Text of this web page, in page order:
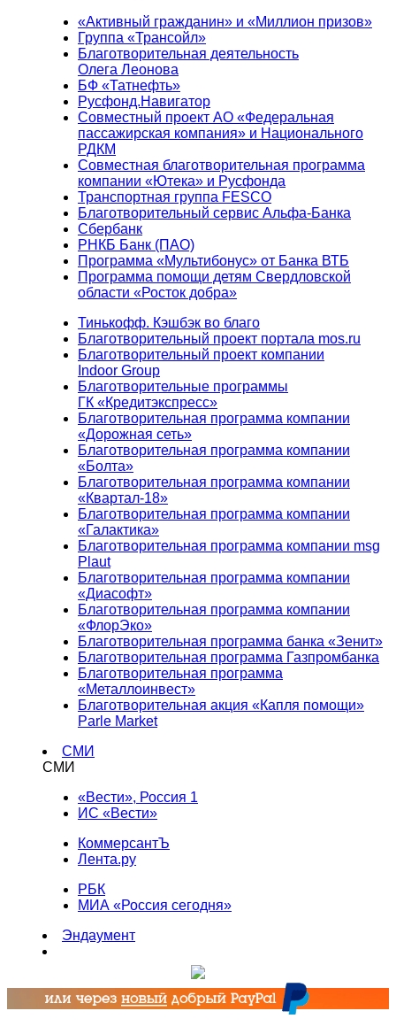
«Активный гражданин» и «Миллион призов»
Группа «Трансойл»
Благотворительная деятельность
Олега Леонова
БФ «Татнефть»
Русфонд.Навигатор
Совместный проект АО «Федеральная
пассажирская компания» и Национального
РДКМ
Совместная благотворительная программа
компании «Ютека» и Русфонда
Транспортная группа FESCO
Благотворительный сервис Альфа-Банка
Сбербанк
РНКБ Банк (ПАО)
Программа «Мультибонус» от Банка ВТБ
Программа помощи детям Свердловской
области «Росток добра»
Тинькофф. Кэшбэк во благо
Благотворительный проект портала mos.ru
Благотворительный проект компании
Indoor Group
Благотворительные программы
ГК «Кредитэкспресс»
Благотворительная программа компании
«Дорожная сеть»
Благотворительная программа компании
«Болта»
Благотворительная программа компании
«Квартал-18»
Благотворительная программа компании
«Галактика»
Благотворительная программа компании msg
Plaut
Благотворительная программа компании
«Диасофт»
Благотворительная программа компании
«ФлорЭко»
Благотворительная программа банка «Зенит»
Благотворительная программа Газпромбанка
Благотворительная программа
«Металлоинвест»
Благотворительная акция «Капля помощи»
Parle Market
СМИ
СМИ
«Вести», Россия 1
ИС «Вести»
КоммерсантЪ
Лента.ру
РБК
МИА «Россия сегодня»
Эндаумент